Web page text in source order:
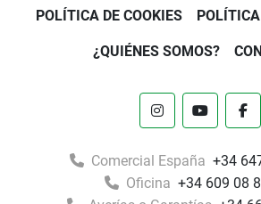
POLÍTICA DE COOKIES
¿QUIÉNES SOMOS?
instagramyoutube
Comercial España +34
Oficina +34 609 08